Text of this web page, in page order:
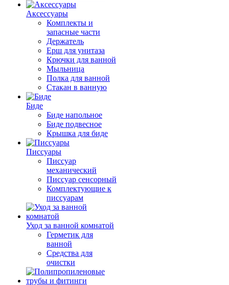
Аксессуары
Комплекты и
запасные части
Держатель
Ерш для унитаза
Крючки для ванной
Мыльница
Полка для ванной
Стакан в ванную
Биде
Биде напольное
Биде подвесное
Крышка для биде
Писсуары
Писсуар
механический
Писсуар сенсорный
Комплектующие к
писсуарам
Уход за ванной комнатой
Герметик для
ванной
Средства для
очистки